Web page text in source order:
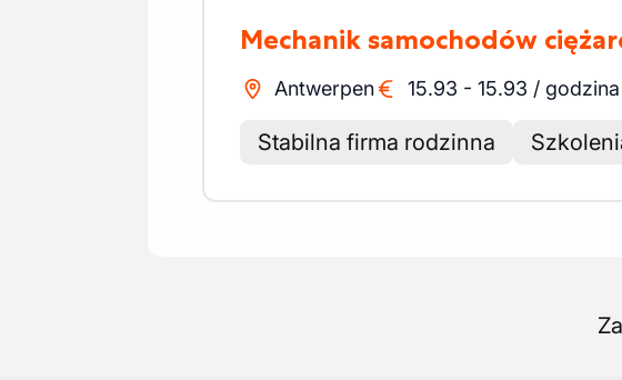
Mechanik samochodów
Antwerpen 15.93 - 15.93 / godzina
Stabilna firma rodzinna